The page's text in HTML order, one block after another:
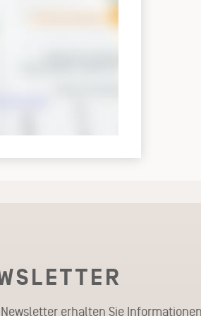
erhalten Sie